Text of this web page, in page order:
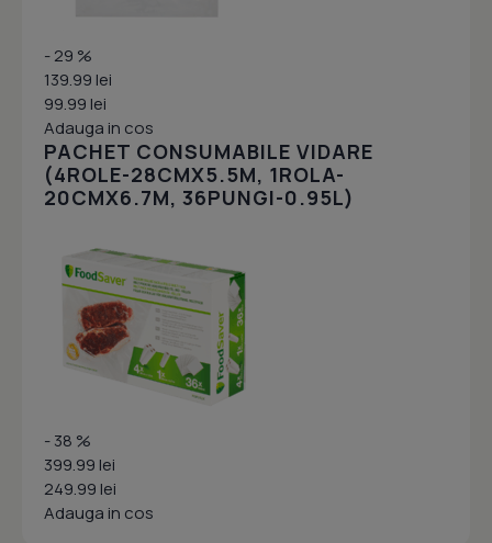
- 29 %
139.99 lei
99.99 lei
Adauga in cos
PACHET CONSUMABILE VIDARE
(4ROLE-28CMX5.5M, 1ROLA-
20CMX6.7M, 36PUNGI-0.95L)
- 38 %
399.99 lei
249.99 lei
Adauga in cos